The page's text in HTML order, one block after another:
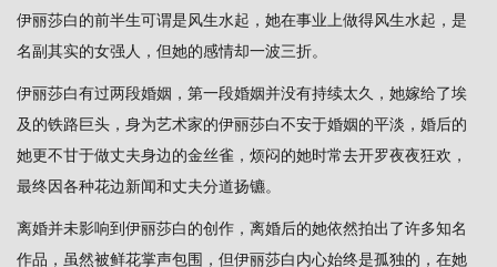
伊丽莎白的前半生可谓是风生水起，她在事业上做得风生水起，是
名副其实的女强人，但她的感情却一波三折。
伊丽莎白有过两段婚姻，第一段婚姻并没有持续太久，她嫁给了埃
及的铁路巨头，身为艺术家的伊丽莎白不安于婚姻的平淡，婚后的
她更不甘于做丈夫身边的金丝雀，烦闷的她时常去开罗夜夜狂欢，
最终因各种花边新闻和丈夫分道扬镳。
离婚并未影响到伊丽莎白的创作，离婚后的她依然拍出了许多知名
作品，虽然被鲜花掌声包围，但伊丽莎白内心始终是孤独的，在她